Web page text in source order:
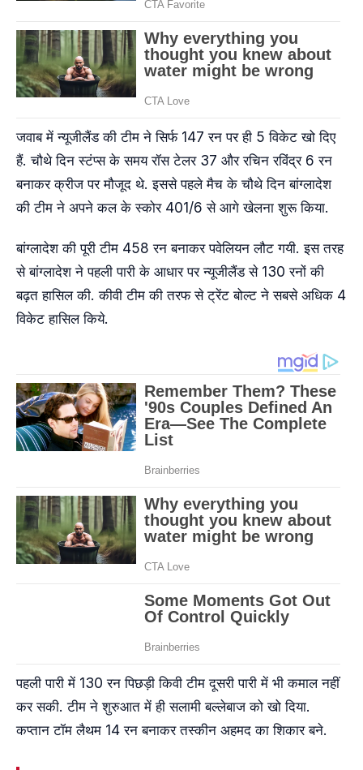
जवाब में न्यूजीलैंड की टीम ने सिर्फ 147 रन पर ही 5 विकेट खो दिए
हैं. चौथे दिन स्टंप्स के समय रॉस टेलर 37 और रचिन रविंद्र 6 रन
बनाकर क्रीज पर मौजूद थे. इससे पहले मैच के चौथे दिन बांग्लादेश
की टीम ने अपने कल के स्कोर 401/6 से आगे खेलना शुरू किया.
बांग्लादेश की पूरी टीम 458 रन बनाकर पवेलियन लौट गयी. इस तरह
से बांग्लादेश ने पहली पारी के आधार पर न्यूजीलैंड से 130 रनों की
बढ़त हासिल की. कीवी टीम की तरफ से ट्रेंट बोल्ट ने सबसे अधिक 4
विकेट हासिल किये.
पहली पारी में 130 रन पिछड़ी किवी टीम दूसरी पारी में भी कमाल नहीं
कर सकी. टीम ने शुरुआत में ही सलामी बल्लेबाज को खो दिया.
कप्तान टॉम लैथम 14 रन बनाकर तस्कीन अहमद का शिकार बने.